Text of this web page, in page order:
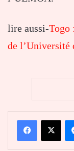
lire aussi-Togo
de l’Université
FacebookX